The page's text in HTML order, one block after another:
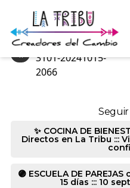
2948-
«
3101-20241015-
2066
✨ COCINA DE
Directos en La Tribu :::
🟣 ESCUELA DE
15 días ::: 10